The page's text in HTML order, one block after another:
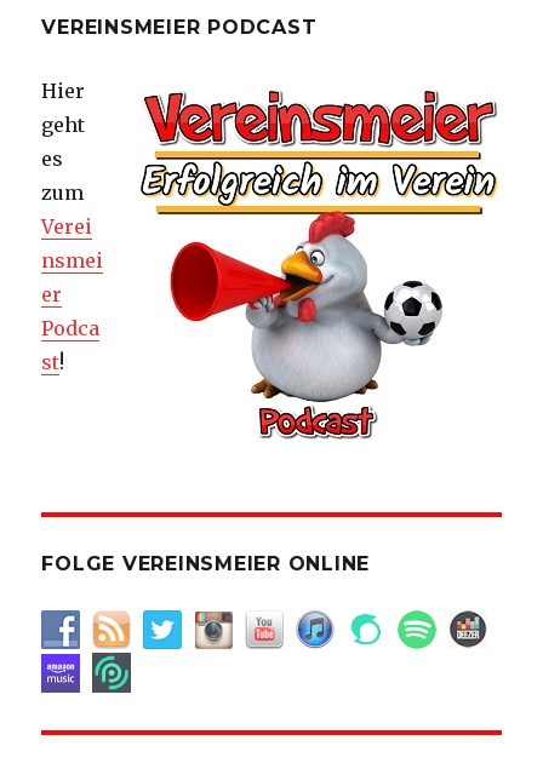
VEREINSMEIER PODCAST
Hier
geht
es
zum
Verei
nsmei
er
Podca
st!
FOLGE VEREINSMEIER ONLINE